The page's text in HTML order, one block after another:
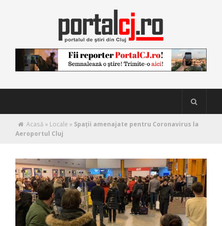
Acasă » Locale » Spații amenajate pentru Coronavirus la
Aeroportul Cluj